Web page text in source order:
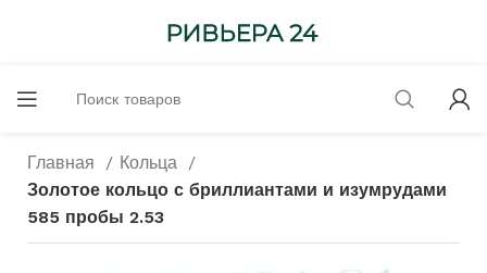
Главная
Кольца
Золотое кольцо с бриллиантами и изумрудами
585 пробы 2.53